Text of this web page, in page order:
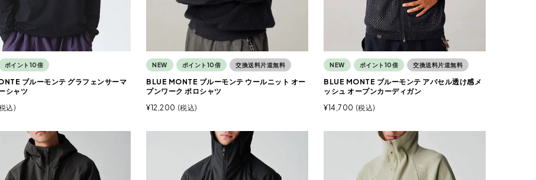
ポイント10倍
ブルーモンテ グラフェンサーマ
シャツ
込
NEW ポイント10倍 交換送料片道無料
BLUE MONTE ブルーモンテ ウールニット オー
プンワーク ポロシャツ
¥12,200 税込
NEW ポイント10倍 交換送料片道無料
BLUE MONTE ブルーモンテ アバセル透け感メ
ッシュ オープンカーディガン
¥14,700 税込